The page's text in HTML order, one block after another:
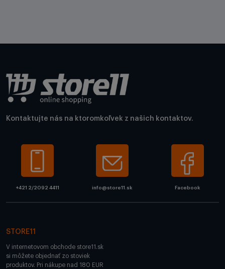
Kontaktujte nás na ktoromkoľvek z našich kontaktov.
+421 2/2092 4411 info@store11.sk Facebook
STORE11
V internetovom obchode store11.sk
si môžete objednať zo stoviek
produktov. Pri nákupe nad 180 EUR